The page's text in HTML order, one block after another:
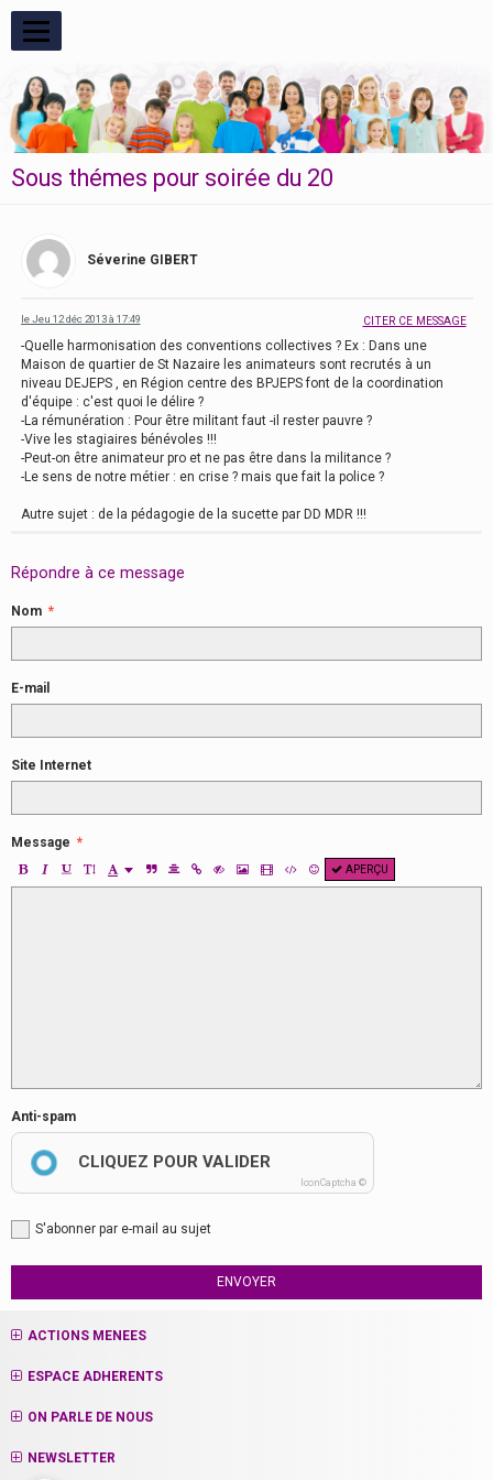
Sous thémes pour soirée du 20
Séverine GIBERT
le Jeu 12 déc 2013 à 17:49 CITER CE MESSAGE
-Quelle harmonisation des conventions collectives ? Ex : Dans une
Maison de quartier de St Nazaire les animateurs sont recrutés à un
niveau DEJEPS , en Région centre des BPJEPS font de la coordination
d'équipe : c'est quoi le délire ?
-La rémunération : Pour être militant faut -il rester pauvre ?
-Vive les stagiaires bénévoles !!!
-Peut-on être animateur pro et ne pas être dans la militance ?
-Le sens de notre métier : en crise ? mais que fait la police ?
Autre sujet : de la pédagogie de la sucette par DD MDR !!!
Répondre à ce message
Nom
E-mail
Site Internet
Message
APERÇU
Anti-spam
CLIQUEZ POUR VALIDER
IconCaptcha ©
S'abonner par e-mail au sujet
ENVOYER
ACTIONS MENEES
ESPACE ADHERENTS
ON PARLE DE NOUS
NEWSLETTER